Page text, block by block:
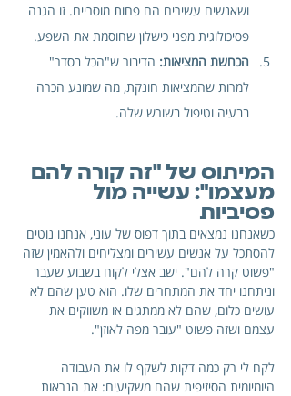
ושאנשים עשירים הם פחות מוסריים. זו הגנה
פסיכולוגית מפני כישלון שחוסמת את השפע.
הכחשת המציאות: הדיבור ש"הכל בסדר"
למרות שהמציאות חונקת, מה שמונע הכרה
בבעיה וטיפול בשורש שלה.
המיתוס של "זה קורה להם
מעצמו": עשייה מול
פסיביות
כשאנחנו נמצאים בתוך דפוס של עוני, אנחנו נוטים
להסתכל על אנשים עשירים ומצליחים ולהאמין שזה
"פשוט קרה להם". ישב אצלי לקוח בשבוע שעבר
וניתחנו יחד את המתחרים שלו. הוא טען שהם לא
עושים כלום, שהם לא ממתגים או משווקים את
עצמם ושזה פשוט "עובר מפה לאוזן".
לקח לי רק כמה דקות לשקף לו את העבודה
היומיומית הסיזיפית שהם משקיעים: את הנראות